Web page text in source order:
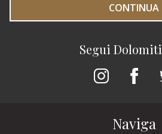
Segui
CONTINUA
Naviga